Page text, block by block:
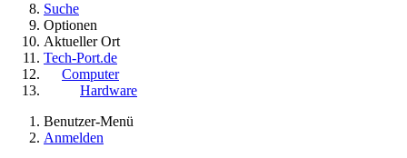
Suche
Optionen
Aktueller Ort
Tech-Port.de
Computer
Hardware
Benutzer-Menü
Anmelden